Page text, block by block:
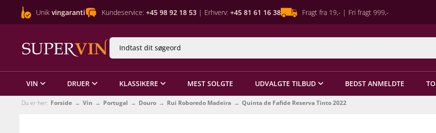
Unik vingaranti Kundeservice: +45 98 92 18 53 | Erhverv: +45 81 61 16 38 Fragt fra 19,- | Fri fragt 999,-
VIN DRUER KLASSIKERE MEST SOLGTE UDVALGTE TILBUD BEDST ANMELDTE
Du er her: Forside Vin Portugal Douro Rui Roboredo Madeira Quinta de Fafide Reserva Tinto 2022